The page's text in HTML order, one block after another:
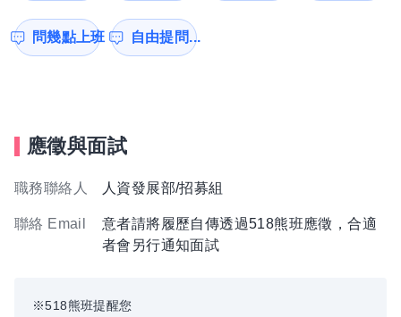
問幾點上班 自由提問...
應徵與面試
職務聯絡人 人資發展部/招募組
聯絡 Email
意者請將履歷自傳透過518熊班應徵，合適
者會另行通知面試
※518熊班提醒您